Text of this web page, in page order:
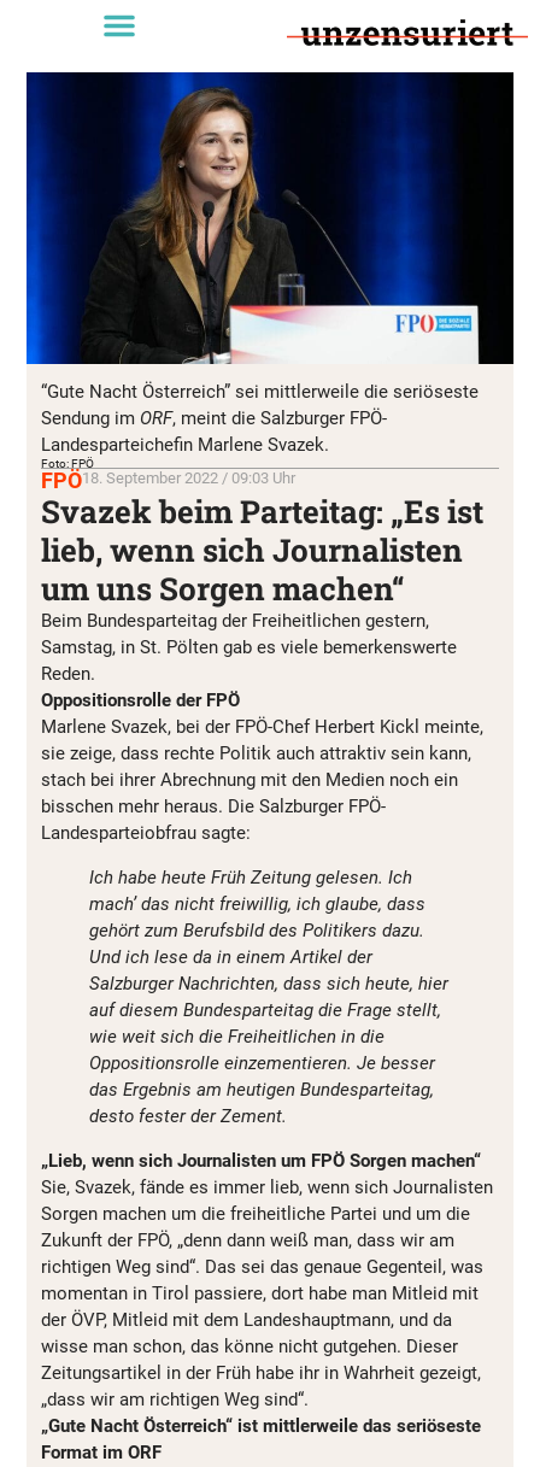
“Gute Nacht Österreich” sei mittlerweile die seriöseste
Sendung im ORF, meint die Salzburger FPÖ-
Landesparteichefin Marlene Svazek.
Foto: FPÖ
FPÖ18. September 2022 / 09:03 Uhr
Svazek beim Parteitag: „Es ist
lieb, wenn sich Journalisten
um uns Sorgen machen“
Beim Bundesparteitag der Freiheitlichen gestern,
Samstag, in St. Pölten gab es viele bemerkenswerte
Reden.
Oppositionsrolle der FPÖ
Marlene Svazek, bei der FPÖ-Chef Herbert Kickl meinte,
sie zeige, dass rechte Politik auch attraktiv sein kann,
stach bei ihrer Abrechnung mit den Medien noch ein
bisschen mehr heraus. Die Salzburger FPÖ-
Landesparteiobfrau sagte:
Ich habe heute Früh Zeitung gelesen. Ich
mach’ das nicht freiwillig, ich glaube, dass
gehört zum Berufsbild des Politikers dazu.
Und ich lese da in einem Artikel der
Salzburger Nachrichten, dass sich heute, hier
auf diesem Bundesparteitag die Frage stellt,
wie weit sich die Freiheitlichen in die
Oppositionsrolle einzementieren. Je besser
das Ergebnis am heutigen Bundesparteitag,
desto fester der Zement.
„Lieb, wenn sich Journalisten um FPÖ Sorgen machen“
Sie, Svazek, fände es immer lieb, wenn sich Journalisten
Sorgen machen um die freiheitliche Partei und um die
Zukunft der FPÖ, „denn dann weiß man, dass wir am
richtigen Weg sind“. Das sei das genaue Gegenteil, was
momentan in Tirol passiere, dort habe man Mitleid mit
der ÖVP, Mitleid mit dem Landeshauptmann, und da
wisse man schon, das könne nicht gutgehen. Dieser
Zeitungsartikel in der Früh habe ihr in Wahrheit gezeigt,
„dass wir am richtigen Weg sind“.
„Gute Nacht Österreich“ ist mittlerweile das seriöseste
Format im ORF